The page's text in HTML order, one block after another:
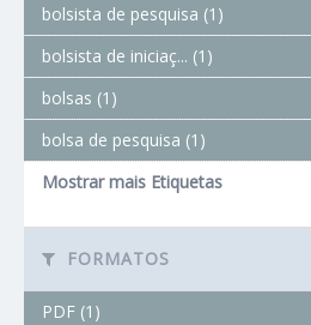
bolsista de pesquisa (1)
bolsista de iniciaç... (1)
bolsas (1)
bolsa de pesquisa (1)
Mostrar mais Etiquetas
FORMATOS
PDF (1)